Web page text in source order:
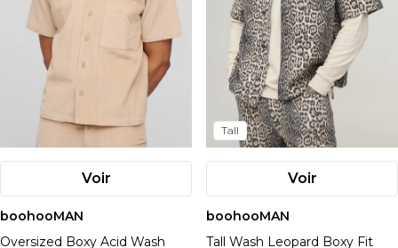
Voir
boohooMAN
Oversized Boxy Acid Wash
Tall
Voir
boohooMAN
Tall Wash Leopard Boxy Fit